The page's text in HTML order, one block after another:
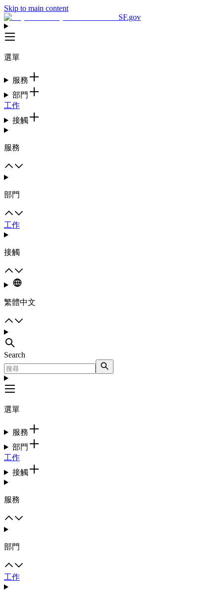
Skip to main content
SF.gov
選單
服務
部門
工作
接觸
服務
部門
工作
接觸
繁體中文
Search
選單
服務
部門
工作
接觸
服務
部門
工作